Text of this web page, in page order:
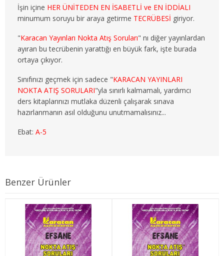
3. SINIF 5. YARIYIL ÇEKO
3. SINIF 6. YARIYIL ÇEKO
4. SINIF 7. YARIYIL ÇEKO
4. SINIF 8. YARIYIL ÇEKO
ULUSLARARASI İLİŞKİLER
1. SINIF 1. YARIYIL ULUSLARARASI İLŞ
2. SINIF 3. YARIYIL ULUSLARARASI İLŞ
2. SINIF 4. YARIYIL ULUSLARARASI İLŞ
3. SINIF 5. YARIYIL ULUSLARARASI İLŞ
3. SINIF 6. YARIYIL ULUSLARARASI İLŞ
İşin içine HER ÜNİTEDEN EN İSABETLİ ve EN İDDİALI
minumum soruyu bir araya getirme TECRÜBESİ giriyor.
"Karacan Yayınları Nokta Atış Soruları" nı diğer yayınlardan
ayıran bu tecrübenin yarattığı en büyük fark, işte burada
ortaya çıkıyor.
Sınıfınızı geçmek için sadece "KARACAN YAYINLARI
NOKTA ATIŞ SORULARI"yla sınırlı kalmamalı, yardımcı
ders kitaplarınızı mutlaka düzenli çalışarak sınava
hazırlanmanın asıl olduğunu unutmamalısınız...
Ebat: A-5
Benzer Ürünler